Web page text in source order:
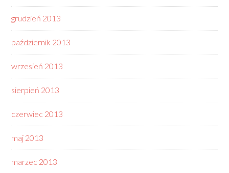
grudzień 2013
październik 2013
wrzesień 2013
sierpień 2013
czerwiec 2013
maj 2013
marzec 2013